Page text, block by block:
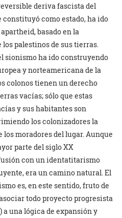
deriva fascista del
constituyó como estado, ha ido
basado en la
palestinos de sus tierras.
sionismo ha ido construyendo
y norteamericana de la
colonos tienen un derecho
vacías; sólo que estas
y sus habitantes son
los colonizadores la
moradores del lugar. Aunque
parte del siglo XX
con un identatitarismo
era un camino natural. El
es, en este sentido, fruto de
todo proyecto progresista
a una lógica de expansión y